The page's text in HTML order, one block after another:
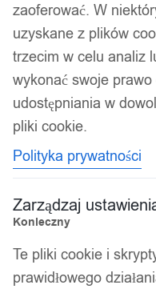
Kabel
lightning usb-c 5a
zaoferować. W
uzyskane z plików
trzecim w celu analiz
wykonać swoje prawo
udostępniania w
pliki cookie.
Polityka prywatności
Zarządzaj
Konieczny
Te pliki cookie i
prawidłowego